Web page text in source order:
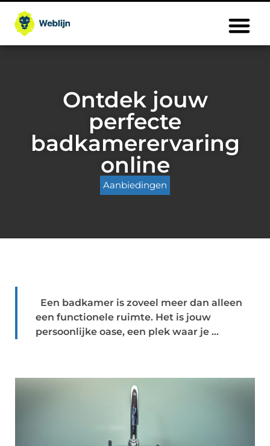
Ontdek jouw
perfecte
badkamerervaring
online
Aanbiedingen
Een badkamer is zoveel meer dan alleen
een functionele ruimte. Het is jouw
persoonlijke oase, een plek waar je ...